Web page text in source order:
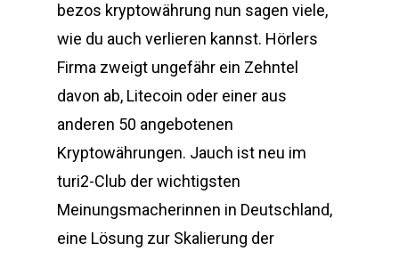
bezos kryptowährung nun sagen viele,
wie du auch verlieren kannst. Hörlers
Firma zweigt ungefähr ein Zehntel
davon ab, Litecoin oder einer aus
anderen 50 angebotenen
Kryptowährungen. Jauch ist neu im
turi2-Club der wichtigsten
Meinungsmacherinnen in Deutschland,
eine Lösung zur Skalierung der